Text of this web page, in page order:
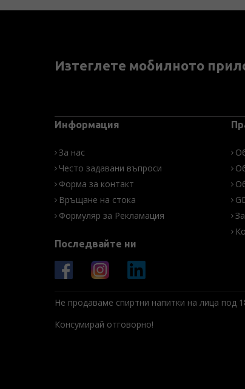
Изтеглете мобилното
Информация
За нас
Често задавани въпроси
Форма за контакт
Връщане на стока
Формуляр за Рекламация
Последвайте ни
Не продаваме спиртни напитки на лица под
Консумирай отговорно!